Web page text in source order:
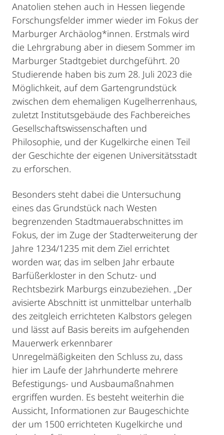
Anatolien stehen auch in Hessen liegende
Forschungsfelder immer wieder im Fokus der
Marburger Archäolog*innen. Erstmals wird
die Lehrgrabung aber in diesem Sommer im
Marburger Stadtgebiet durchgeführt. 20
Studierende haben bis zum 28. Juli 2023 die
Möglichkeit, auf dem Gartengrundstück
zwischen dem ehemaligen Kugelherrenhaus,
zuletzt Institutsgebäude des Fachbereiches
Gesellschaftswissenschaften und
Philosophie, und der Kugelkirche einen Teil
der Geschichte der eigenen Universitätsstadt
zu erforschen.
Besonders steht dabei die Untersuchung
eines das Grundstück nach Westen
begrenzenden Stadtmauerabschnittes im
Fokus, der im Zuge der Stadterweiterung der
Jahre 1234/1235 mit dem Ziel errichtet
worden war, das im selben Jahr erbaute
Barfüßerkloster in den Schutz- und
Rechtsbezirk Marburgs einzubeziehen. „Der
avisierte Abschnitt ist unmittelbar unterhalb
des zeitgleich errichteten Kalbstors gelegen
und lässt auf Basis bereits im aufgehenden
Mauerwerk erkennbarer
Unregelmäßigkeiten den Schluss zu, dass
hier im Laufe der Jahrhunderte mehrere
Befestigungs- und Ausbaumaßnahmen
ergriffen wurden. Es besteht weiterhin die
Aussicht, Informationen zur Baugeschichte
der um 1500 errichteten Kugelkirche und